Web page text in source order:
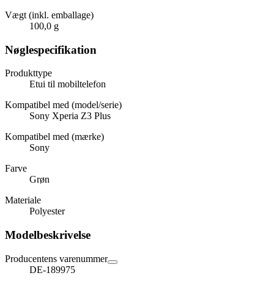
Vægt (inkl. emballage)
100,0 g
Nøglespecifikation
Produkttype
Etui til mobiltelefon
Kompatibel med (model/serie)
Sony Xperia Z3 Plus
Kompatibel med (mærke)
Sony
Farve
Grøn
Materiale
Polyester
Modelbeskrivelse
Producentens varenummer
DE-189975